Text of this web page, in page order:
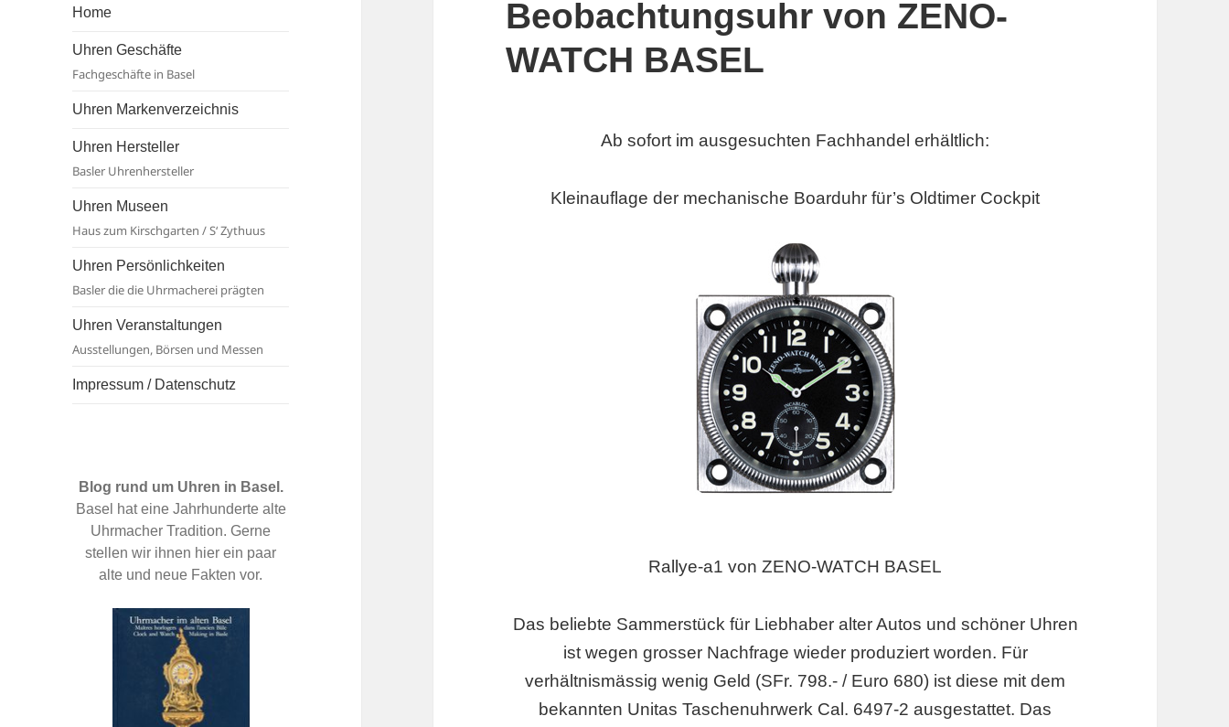
Basel
Home
Uhren Geschäfte
Fachgeschäfte in Basel
Uhren Markenverzeichnis
Uhren Hersteller
Basler Uhrenhersteller
Uhren Museen
Haus zum Kirschgarten / S‘ Zythuus
Uhren Persönlichkeiten
Basler die die Uhrmacherei prägten
Uhren Veranstaltungen
Ausstellungen, Börsen und Messen
Impressum / Datenschutz
Blog rund um Uhren in Basel.
Basel hat eine Jahrhunderte alte
Uhrmacher Tradition. Gerne
stellen wir ihnen hier ein paar
alte und neue Fakten vor.
Beobachtungsuhr von ZENO-
WATCH BASEL
Ab sofort im ausgesuchten Fachhandel erhältlich:
Kleinauflage der mechanische Boarduhr für’s Oldtimer Cockpit
Rallye-a1 von ZENO-WATCH BASEL
Das beliebte Sammerstück für Liebhaber alter Autos und schöner Uhren
ist wegen grosser Nachfrage wieder produziert worden. Für
verhältnismässig wenig Geld (SFr. 798.- / Euro 680) ist diese mit dem
bekannten Unitas Taschenuhrwerk Cal. 6497-2 ausgestattet. Das